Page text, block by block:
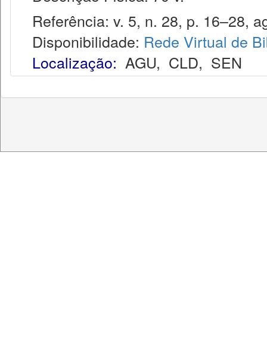
Referência: v. 5, n. 28, p. 16–28,
Disponibilidade: Rede Virtual de
Localização: AGU, CLD, SEN